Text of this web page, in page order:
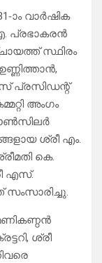
ാം വാർഷിക
പ്രഭാകരൻ
സ്ഥിരം
പ്രസിഡന്റ്
അംഗം
ശ്രീ എം.
കെ.
എസ്.
സംസാരിച്ചു.
ശ്രീ